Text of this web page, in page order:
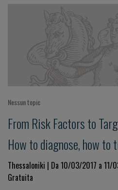
Nessun topic
From Risk Factors to
How to diagnose, how to
Thessaloniki | Da 10/03/2017 a 11/
Gratuita